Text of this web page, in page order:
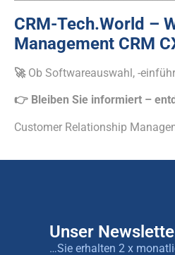
CRM-Tech.World –
Management CRM
🚀Ob Softwareauswahl, -
👉 Bleiben Sie informiert –
Customer Relationship
Unser
…Sie erhalten 2 x